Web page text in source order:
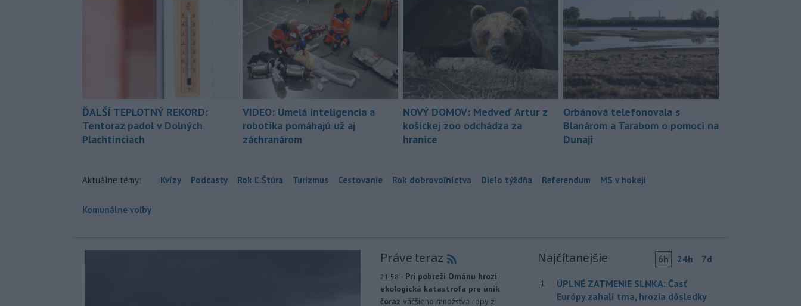
ĎALŠÍ TEPLOTNÝ REKORD:
Tentoraz padol v Dolných
Plachtinciach
VIDEO: Umelá inteligencia a
robotika pomáhajú už aj
záchranárom
NOVÝ DOMOV: Medveď Artur z
košickej zoo odchádza za
hranice
Orbánová telefonovala s
Blanárom a Tarabom o pomoci na
Dunaji
Aktuálne témy: Kvízy Podcasty Rok Ľ.Štúra Turizmus Cestovanie Rok dobrovoľníctva Dielo týždňa Referendum MS v hokeji
Komunálne voľby
Práve teraz
21:58 - Pri pobreží Ománu hrozí
ekologická katastrofa pre únik
čoraz väčšieho množstva ropy z
Najčítanejšie 6h 24h 7d
1
ÚPLNÉ ZATMENIE SLNKA: Časť
Európy zahalí tma, hrozia dôsledky